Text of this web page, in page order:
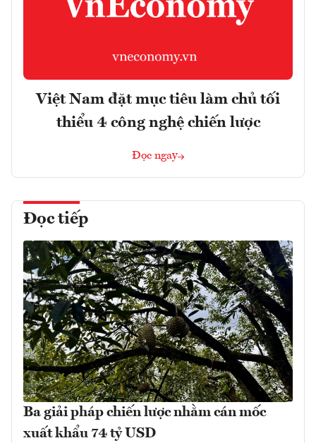
Việt Nam đặt mục tiêu làm chủ tối
thiểu 4 công nghệ chiến lược
Đọc ngay
Đọc tiếp
Ba giải pháp chiến lược nhằm cán mốc
xuất khẩu 74 tỷ USD